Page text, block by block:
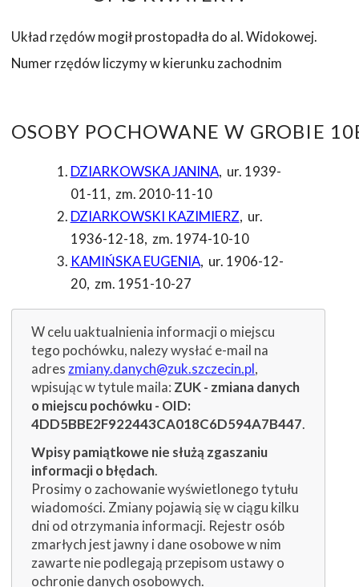
Układ rzędów mogił prostopadła do al. Widokowej.
Numer rzędów liczymy w kierunku zachodnim
OSOBY POCHOWANE W GROBIE
DZIARKOWSKA JANINA, ur. 1939-
01-11, zm. 2010-11-10
DZIARKOWSKI KAZIMIERZ, ur.
1936-12-18, zm. 1974-10-10
KAMIŃSKA EUGENIA, ur. 1906-12-
20, zm. 1951-10-27
W celu uaktualnienia informacji o miejscu
tego pochówku, nalezy wysłać e-mail na
adres zmiany.danych@zuk.szczecin.pl,
wpisując w tytule maila: ZUK - zmiana danych
o miejscu pochówku - OID:
4DD5BBE2F922443CA018C6D594A7B447.
Wpisy pamiątkowe nie służą zgaszaniu
informacji o błędach.
Prosimy o zachowanie wyświetlonego tytułu
wiadomości. Zmiany pojawią się w ciągu kilku
dni od otrzymania informacji. Rejestr osób
zmarłych jest jawny i dane osobowe w nim
zawarte nie podlegają przepisom ustawy o
ochronie danych osobowych.